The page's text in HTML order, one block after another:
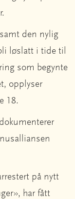
den nylig
løslatt i tide til
som begynte
opplyser
18.
på nytt
har fått